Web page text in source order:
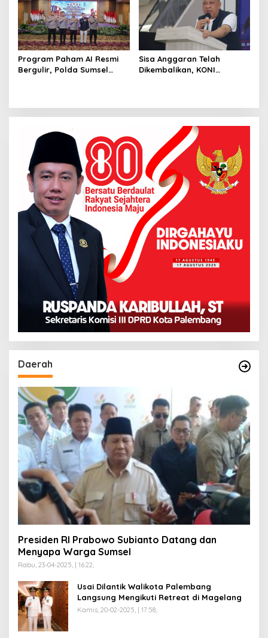
Program Paham AI Resmi
Bergulir, Polda Sumsel
Sisa Anggaran Telah
Dikembalikan, KONI
Daerah
Presiden RI Prabowo Subianto Datang dan
Menyapa Warga Sumsel
Rabu, 23-04-2025, | 16:22,
Usai Dilantik Walikota Palembang
Langsung Mengikuti Retreat di Magelang
Kamis, 20-02-2025, | 17:58,